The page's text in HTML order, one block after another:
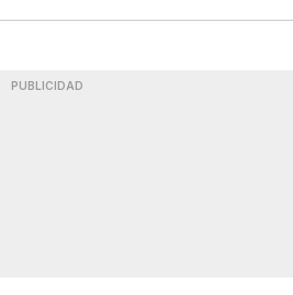
PUBLICIDAD